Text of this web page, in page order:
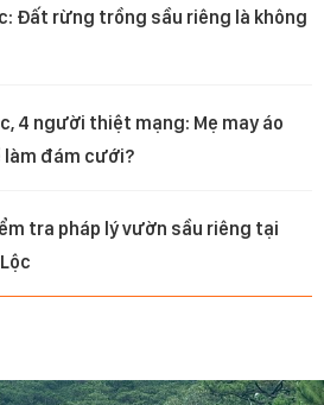
Đất rừng trồng sầu riêng là không
4 người thiệt mạng: Mẹ may áo
làm đám cưới?
tra pháp lý vườn sầu riêng tại